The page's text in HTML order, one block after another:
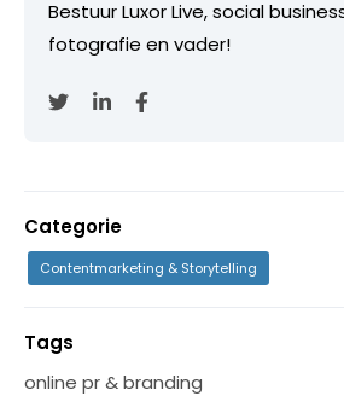
Bestuur Luxor Live, social
fotografie en vader!
Categorie
Contentmarketing & Storytelling
Tags
online pr & branding